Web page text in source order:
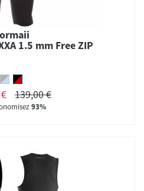
1.5 mm Free ZIP
139,00 €
93%